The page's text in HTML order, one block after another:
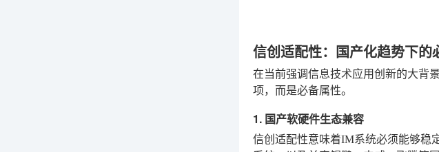
信创适配性：国产化趋势下的
在当前强调信息技术应用创新的大背
项，而是必备属性。
1. 国产软硬件生态兼容
信创适配性意味着IM系统必须能够稳